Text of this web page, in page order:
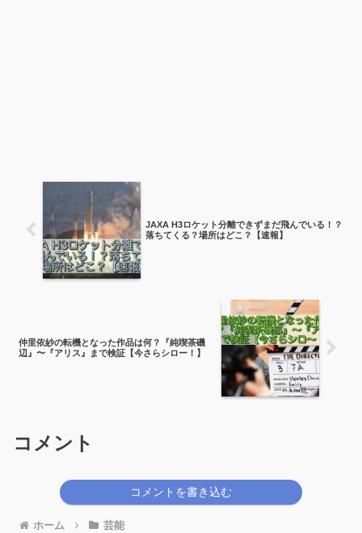
JAXA H3ロケット分離できずまだ飛んでいる！？
落ちてくる？場所はどこ？【速報】
仲里依紗の転機となった作品は何？『純喫茶磯
辺』〜『アリス』まで検証【今さらシロー！】
コメント
コメントを書き込む
ホーム 芸能